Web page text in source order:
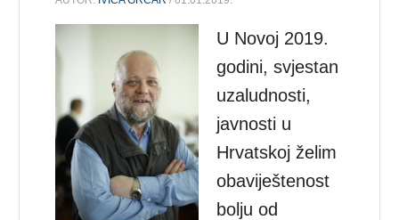
U Novoj 2019.
godini, svjestan
uzaludnosti,
javnosti u
Hrvatskoj želim
obaviještenost
bolju od